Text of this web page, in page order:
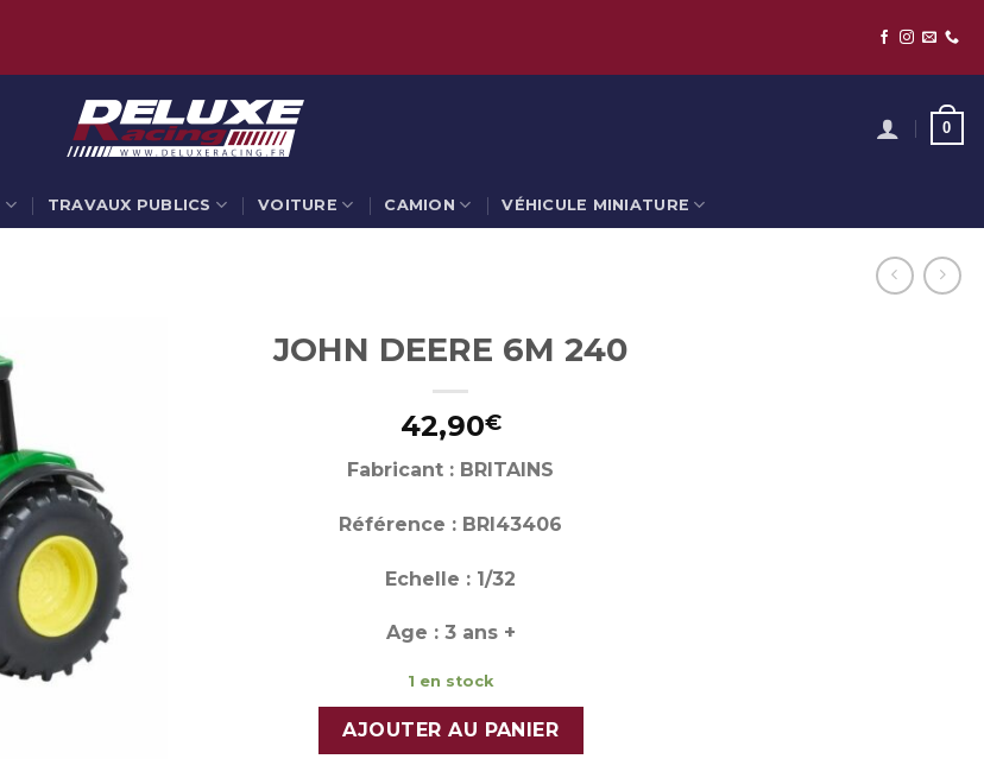
0
TRAVAUX PUBLICS VOITURE CAMION VÉHICULE MINIATURE
JOHN DEERE 6M 240
42,90€
Fabricant : BRITAINS
Référence : BRI43406
Echelle : 1/32
Age : 3 ans +
1 en stock
AJOUTER AU PANIER